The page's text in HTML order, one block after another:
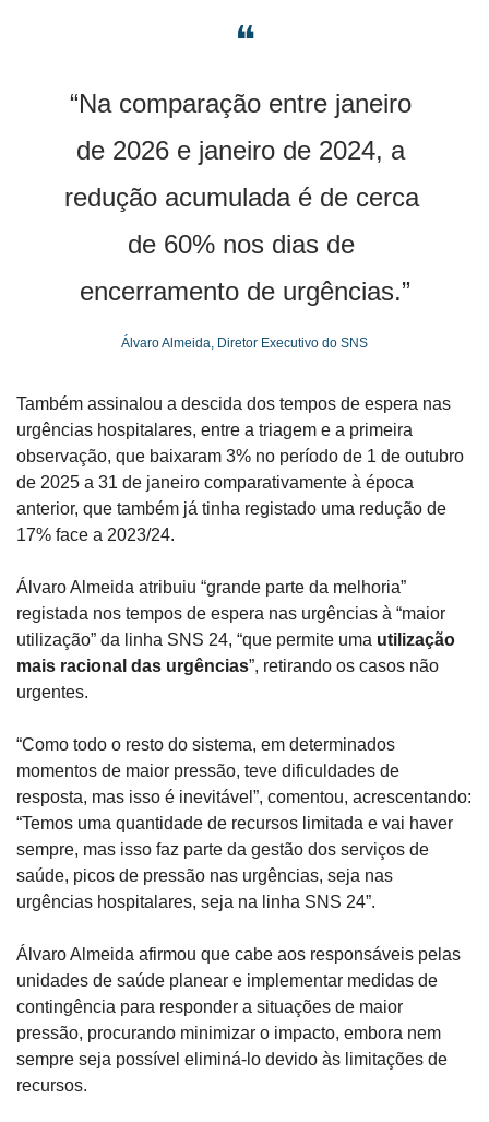
❝
“Na comparação entre janeiro
de 2026 e janeiro de 2024, a
redução acumulada é de cerca
de 60% nos dias de
encerramento de urgências.”
Álvaro Almeida, Diretor Executivo do SNS
Também assinalou a descida dos tempos de espera nas
urgências hospitalares, entre a triagem e a primeira
observação, que baixaram 3% no período de 1 de outubro
de 2025 a 31 de janeiro comparativamente à época
anterior, que também já tinha registado uma redução de
17% face a 2023/24.
Álvaro Almeida atribuiu “grande parte da melhoria”
registada nos tempos de espera nas urgências à “maior
utilização” da linha SNS 24, “que permite uma utilização
mais racional das urgências”, retirando os casos não
urgentes.
“Como todo o resto do sistema, em determinados
momentos de maior pressão, teve dificuldades de
resposta, mas isso é inevitável”, comentou, acrescentando:
“Temos uma quantidade de recursos limitada e vai haver
sempre, mas isso faz parte da gestão dos serviços de
saúde, picos de pressão nas urgências, seja nas
urgências hospitalares, seja na linha SNS 24”.
Álvaro Almeida afirmou que cabe aos responsáveis pelas
unidades de saúde planear e implementar medidas de
contingência para responder a situações de maior
pressão, procurando minimizar o impacto, embora nem
sempre seja possível eliminá-lo devido às limitações de
recursos.